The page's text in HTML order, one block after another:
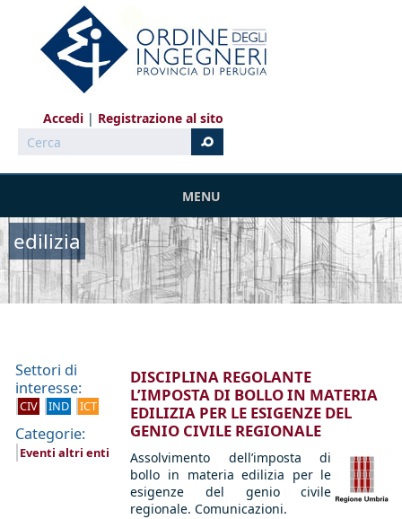
Salta al contenuto principale
Accedi
Registrazione al sito
Cerca
MENU
edilizia
Settori di
interesse:
CIV IND ICT
Categorie:
Eventi altri enti
DISCIPLINA REGOLANTE
L’IMPOSTA DI BOLLO IN MATERIA
EDILIZIA PER LE ESIGENZE DEL
GENIO CIVILE REGIONALE
Assolvimento dell’imposta di
bollo in materia edilizia per le
esigenze del genio civile
regionale. Comunicazioni.